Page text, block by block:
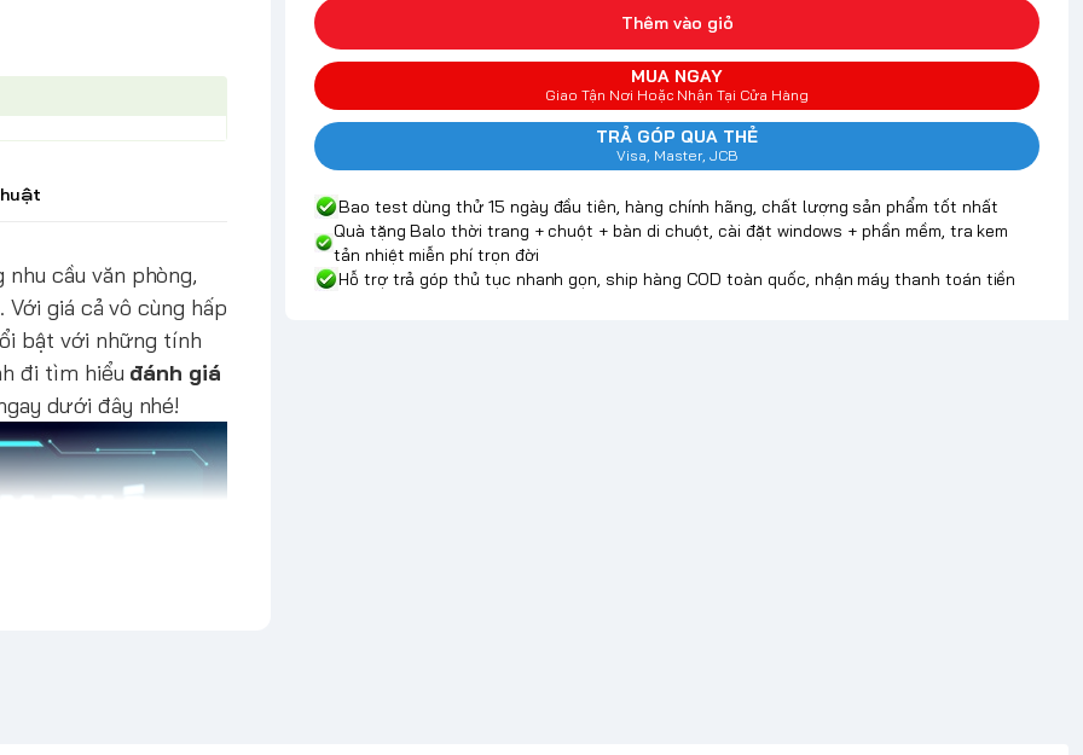
Thêm vào giỏ
MUA NGAY
Giao Tận Nơi Hoặc Nhận Tại Cửa Hàng
TRẢ GÓP QUA THẺ
Visa, Master, JCB
Bao test dùng thử 15 ngày đầu tiên, hàng chính hãng, chất lượng sản phẩm tốt nhất
Quà tặng Balo thời trang + chuột + bàn di chuột, cài đặt windows + phần mềm, tra kem
tản nhiệt miễn phí trọn đời
Hỗ trợ trả góp thủ tục nhanh gọn, ship hàng COD toàn quốc, nhận máy thanh toán tiền
cầu văn phòng,
giá cả vô cùng hấp
bật với những tính
đi tìm hiểu đánh giá
dưới đây nhé!